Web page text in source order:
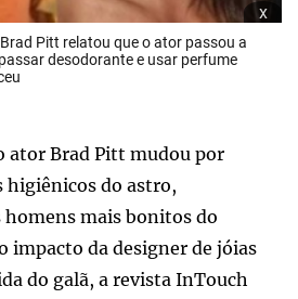
x
Pitt relatou que o ator passou a
desodorante e usar perfume
ator Brad Pitt mudou por
higiênicos do astro,
homens mais bonitos do
impacto da designer de jóias
do galã, a revista InTouch